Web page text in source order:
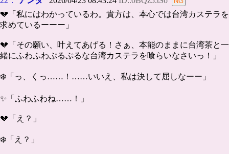
💔「私にはわかっているわ。貴方は、本心では台湾カステラを
求めているーーー」
💔「その願い、叶えてあげる！さぁ、本能のままに台湾茶と一
緒にふわふわぷるぷるな台湾カステラを喰らいなさいっ！」
❄️「っ、くっ……！……いいえ、私は決して屈しなーー」
✨「ふわふわね……！」
💔「え？」
❄️「え？」